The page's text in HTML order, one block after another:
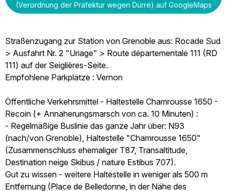
(Verordnung der Präfektur wegen Dürre) auf GoogleMaps
Straßenzugang zur Station von Grenoble aus: Rocade Sud
> Ausfahrt Nr. 2 "Uriage" > Route départementale 111 (RD
111) auf der Seiglières-Seite.
Empfohlene Parkplätze : Vernon
Öffentliche Verkehrsmittel - Haltestelle Chamrousse 1650 -
Recoin (+ Annäherungsmarsch von ca. 10 Minuten) :
- Regelmäßige Buslinie das ganze Jahr über: N93
(nach/von Grenoble), Haltestelle "Chamrousse 1650"
(Zusammenschluss ehemaliger T87, Transaltitude,
Destination neige Skibus / nature Estibus 707).
Gut zu wissen - weitere Haltestelle in weniger als 500 m
Entfernung (Place de Belledonne, in der Nähe des